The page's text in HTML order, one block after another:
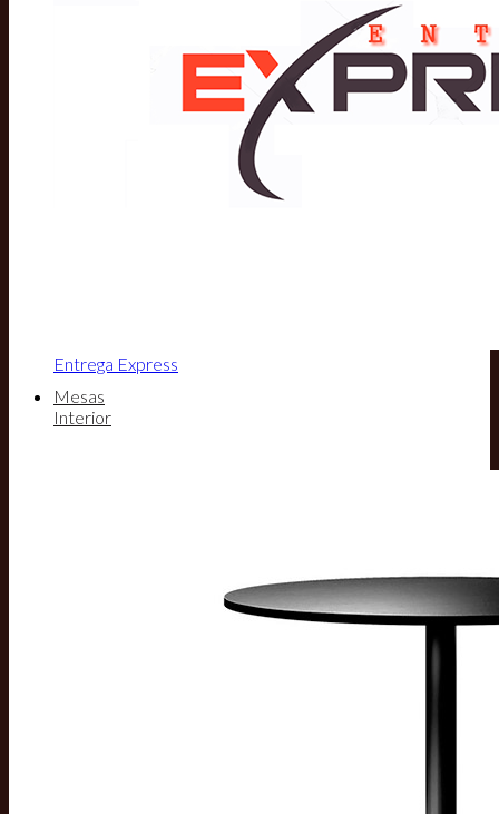
Entrega Express
Mesas
Interior